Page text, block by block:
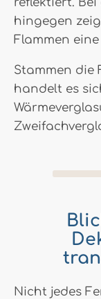
hingegen
Flammen
Stammen die
handelt es
Nicht jedes